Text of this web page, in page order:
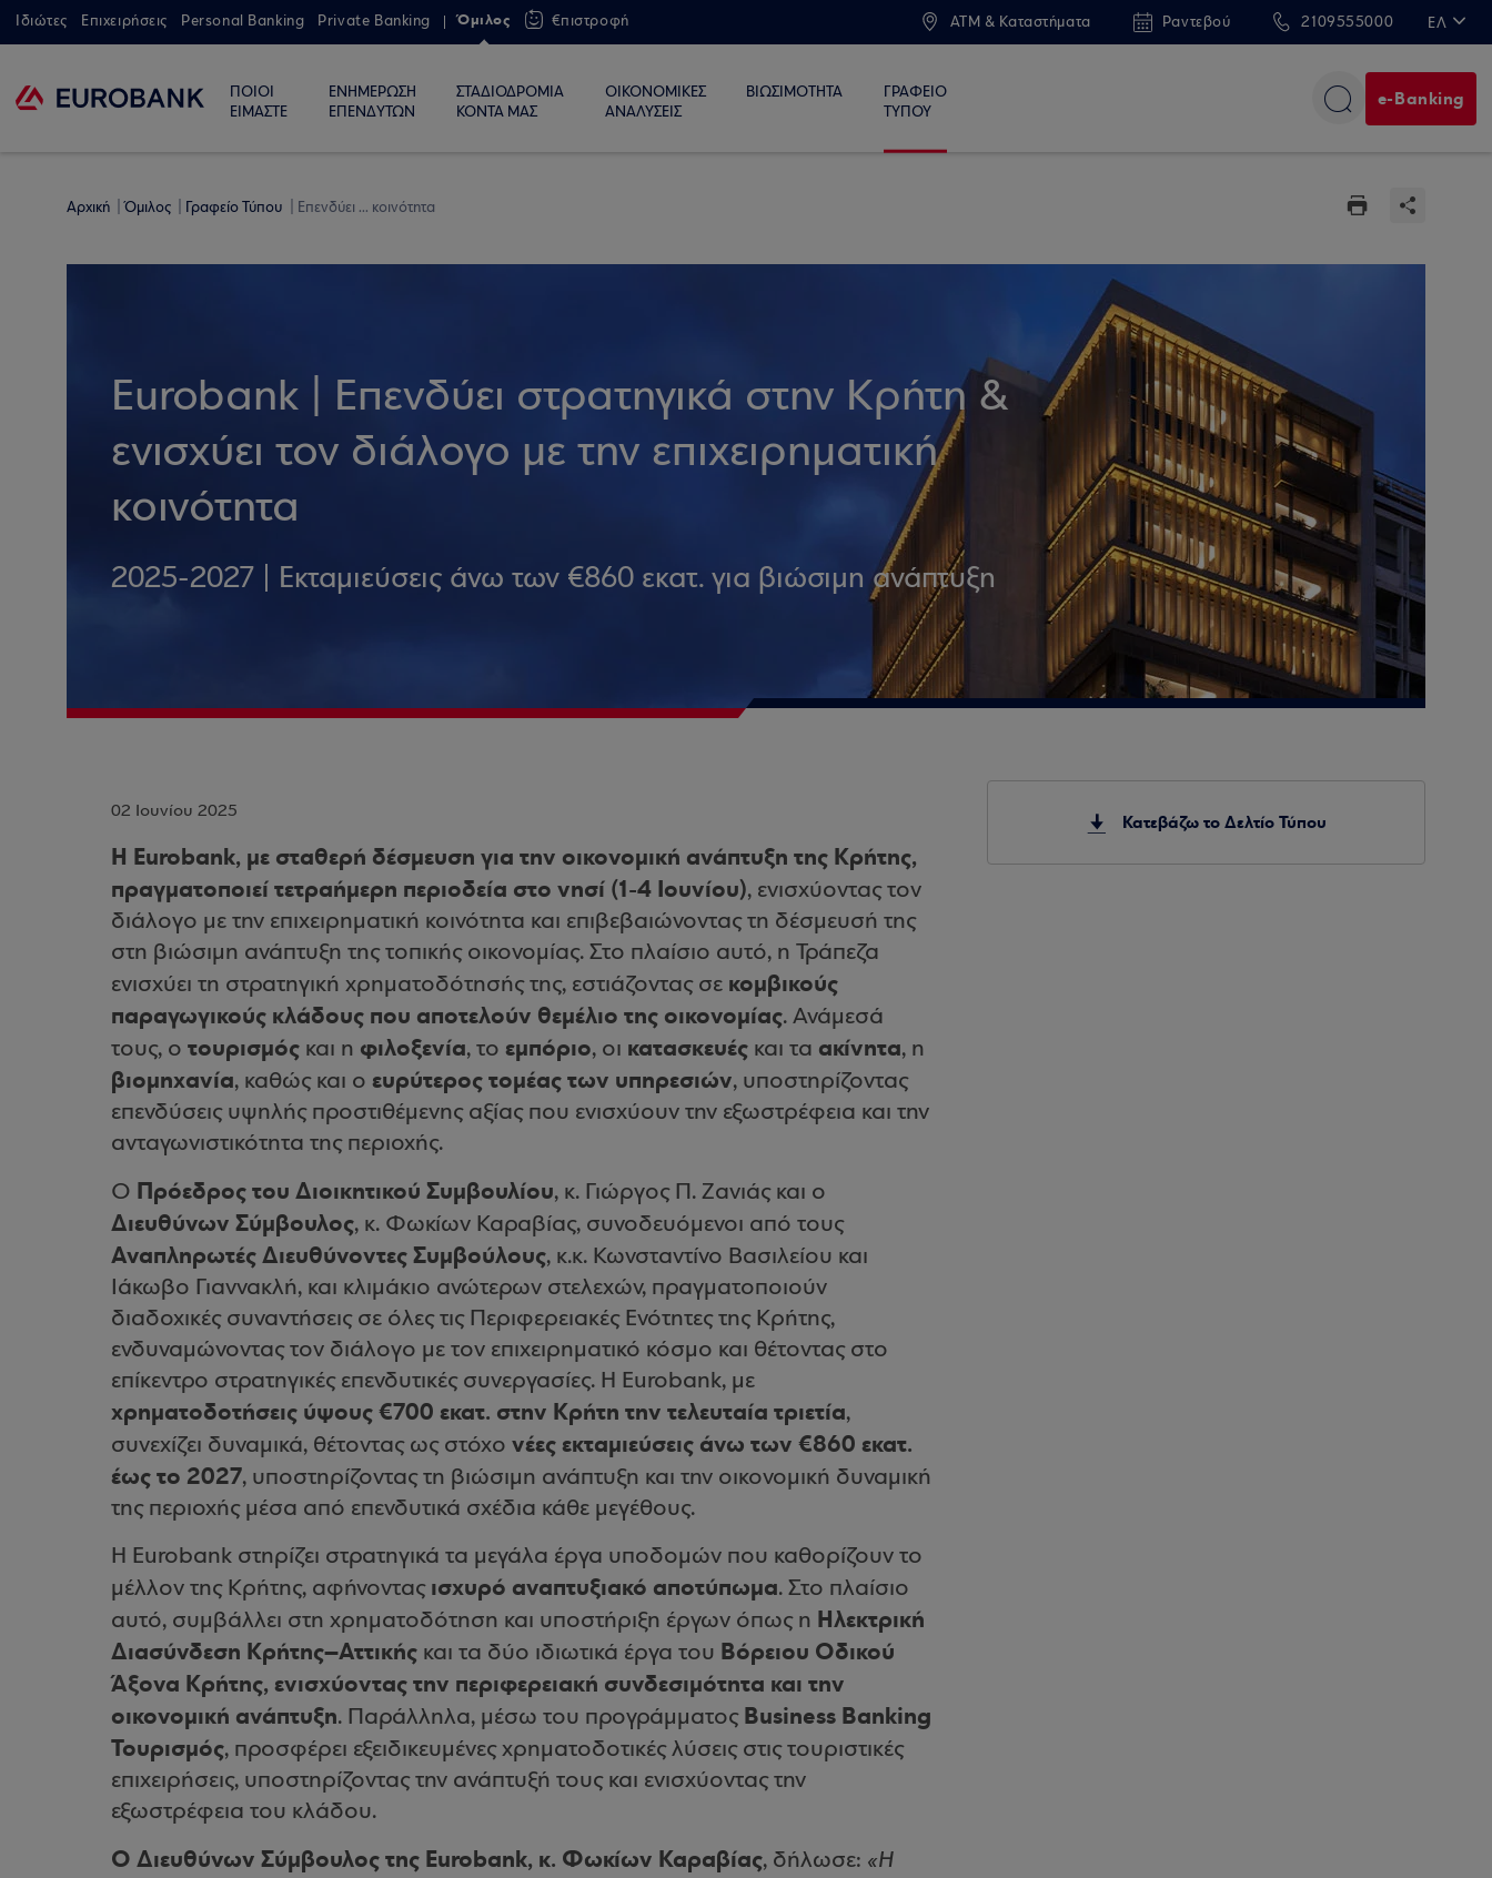
Ιδιώτες Επιχειρήσεις Personal Banking Private Banking Όμιλος €πιστροφή ATM & Καταστήματα Ραντεβού 2109555000 ΕΛ
ΠΟΙΟΙ
ΕΙΜΑΣΤΕ
ΕΝΗΜΕΡΩΣΗ
ΕΠΕΝΔΥΤΩΝ
ΣΤΑΔΙΟΔΡΟΜΙΑ
ΚΟΝΤΑ ΜΑΣ
ΟΙΚΟΝΟΜΙΚΕΣ
ΑΝΑΛΥΣΕΙΣ
ΒΙΩΣΙΜΟΤΗΤΑ
ΓΡΑΦΕΙΟ
ΤΥΠΟΥ
e-Banking
Αρχική Όμιλος Γραφείο Τύπου Επενδύει ... κοινότητα
Eurobank | Επενδύει στρατηγικά στην Κρήτη &
ενισχύει τον διάλογο με την επιχειρηματική
κοινότητα
2025-2027 | Εκταμιεύσεις άνω των €860 εκατ. για βιώσιμη ανάπτυξη
02 Ιουνίου 2025
Η Eurobank, με σταθερή δέσμευση για την οικονομική ανάπτυξη της Κρήτης,
πραγματοποιεί τετραήμερη περιοδεία στο νησί (1-4 Ιουνίου), ενισχύοντας τον
διάλογο με την επιχειρηματική κοινότητα και επιβεβαιώνοντας τη δέσμευσή της
στη βιώσιμη ανάπτυξη της τοπικής οικονομίας. Στο πλαίσιο αυτό, η Τράπεζα
ενισχύει τη στρατηγική χρηματοδότησής της, εστιάζοντας σε κομβικούς
παραγωγικούς κλάδους που αποτελούν θεμέλιο της οικονομίας. Ανάμεσά
τους, ο τουρισμός και η φιλοξενία, το εμπόριο, οι κατασκευές και τα ακίνητα, η
βιομηχανία, καθώς και ο ευρύτερος τομέας των υπηρεσιών, υποστηρίζοντας
επενδύσεις υψηλής προστιθέμενης αξίας που ενισχύουν την εξωστρέφεια και την
ανταγωνιστικότητα της περιοχής.
Ο Πρόεδρος του Διοικητικού Συμβουλίου, κ. Γιώργος Π. Ζανιάς και ο
Διευθύνων Σύμβουλος, κ. Φωκίων Καραβίας, συνοδευόμενοι από τους
Αναπληρωτές Διευθύνοντες Συμβούλους, κ.κ. Κωνσταντίνο Βασιλείου και
Ιάκωβο Γιαννακλή, και κλιμάκιο ανώτερων στελεχών, πραγματοποιούν
διαδοχικές συναντήσεις σε όλες τις Περιφερειακές Ενότητες της Κρήτης,
ενδυναμώνοντας τον διάλογο με τον επιχειρηματικό κόσμο και θέτοντας στο
επίκεντρο στρατηγικές επενδυτικές συνεργασίες. Η Eurobank, με
χρηματοδοτήσεις ύψους €700 εκατ. στην Κρήτη την τελευταία τριετία,
συνεχίζει δυναμικά, θέτοντας ως στόχο νέες εκταμιεύσεις άνω των €860 εκατ.
έως το 2027, υποστηρίζοντας τη βιώσιμη ανάπτυξη και την οικονομική δυναμική
της περιοχής μέσα από επενδυτικά σχέδια κάθε μεγέθους.
Η Eurobank στηρίζει στρατηγικά τα μεγάλα έργα υποδομών που καθορίζουν το
μέλλον της Κρήτης, αφήνονταςισχυρό αναπτυξιακό αποτύπωμα. Στο πλαίσιο
αυτό, συμβάλλει στη χρηματοδότηση και υποστήριξη έργων όπως η Ηλεκτρική
Διασύνδεση Κρήτης–Αττικής και τα δύο ιδιωτικά έργα του Βόρειου Οδικού
Άξονα Κρήτης, ενισχύοντας την περιφερειακή συνδεσιμότητα και την
οικονομική ανάπτυξη. Παράλληλα, μέσω του προγράμματος Business Banking
Τουρισμός, προσφέρει εξειδικευμένες χρηματοδοτικές λύσεις στις τουριστικές
επιχειρήσεις, υποστηρίζοντας την ανάπτυξή τους και ενισχύοντας την
εξωστρέφεια του κλάδου.
Ο Διευθύνων Σύμβουλος της Eurobank, κ. Φωκίων Καραβίας, δήλωσε: «Η
Κατεβάζω το Δελτίο Τύπου